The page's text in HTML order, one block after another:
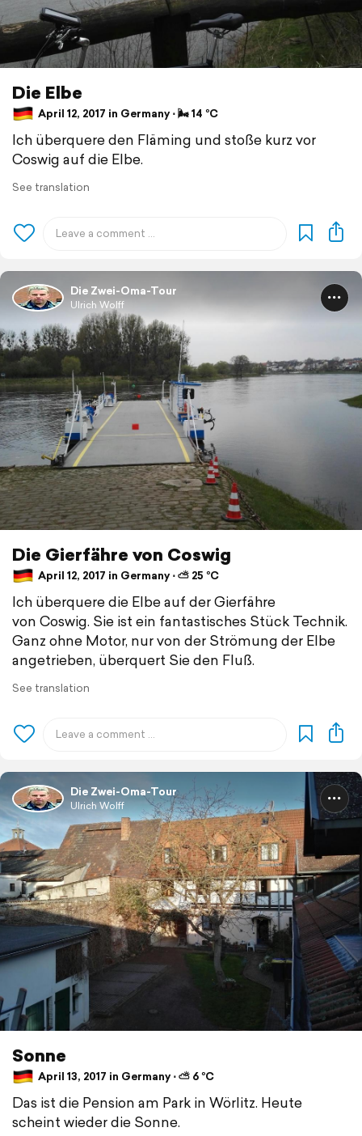
Die Elbe
April 12, 2017 in Germany ⋅ 🌬 14 °C
Ich überquere den Fläming und stoße kurz vor
Coswig auf die Elbe.
See translation
Die Zwei-Oma-Tour
Ulrich Wolff
Die Gierfähre von Coswig
April 12, 2017 in Germany ⋅ ⛅ 25 °C
Ich überquere die Elbe auf der Gierfähre
von Coswig. Sie ist ein fantastisches Stück Technik.
Ganz ohne Motor, nur von der Strömung der Elbe
angetrieben, überquert Sie den Fluß.
See translation
Die Zwei-Oma-Tour
Ulrich Wolff
Sonne
April 13, 2017 in Germany ⋅ ⛅ 6 °C
Das ist die Pension am Park in Wörlitz. Heute
scheint wieder die Sonne.